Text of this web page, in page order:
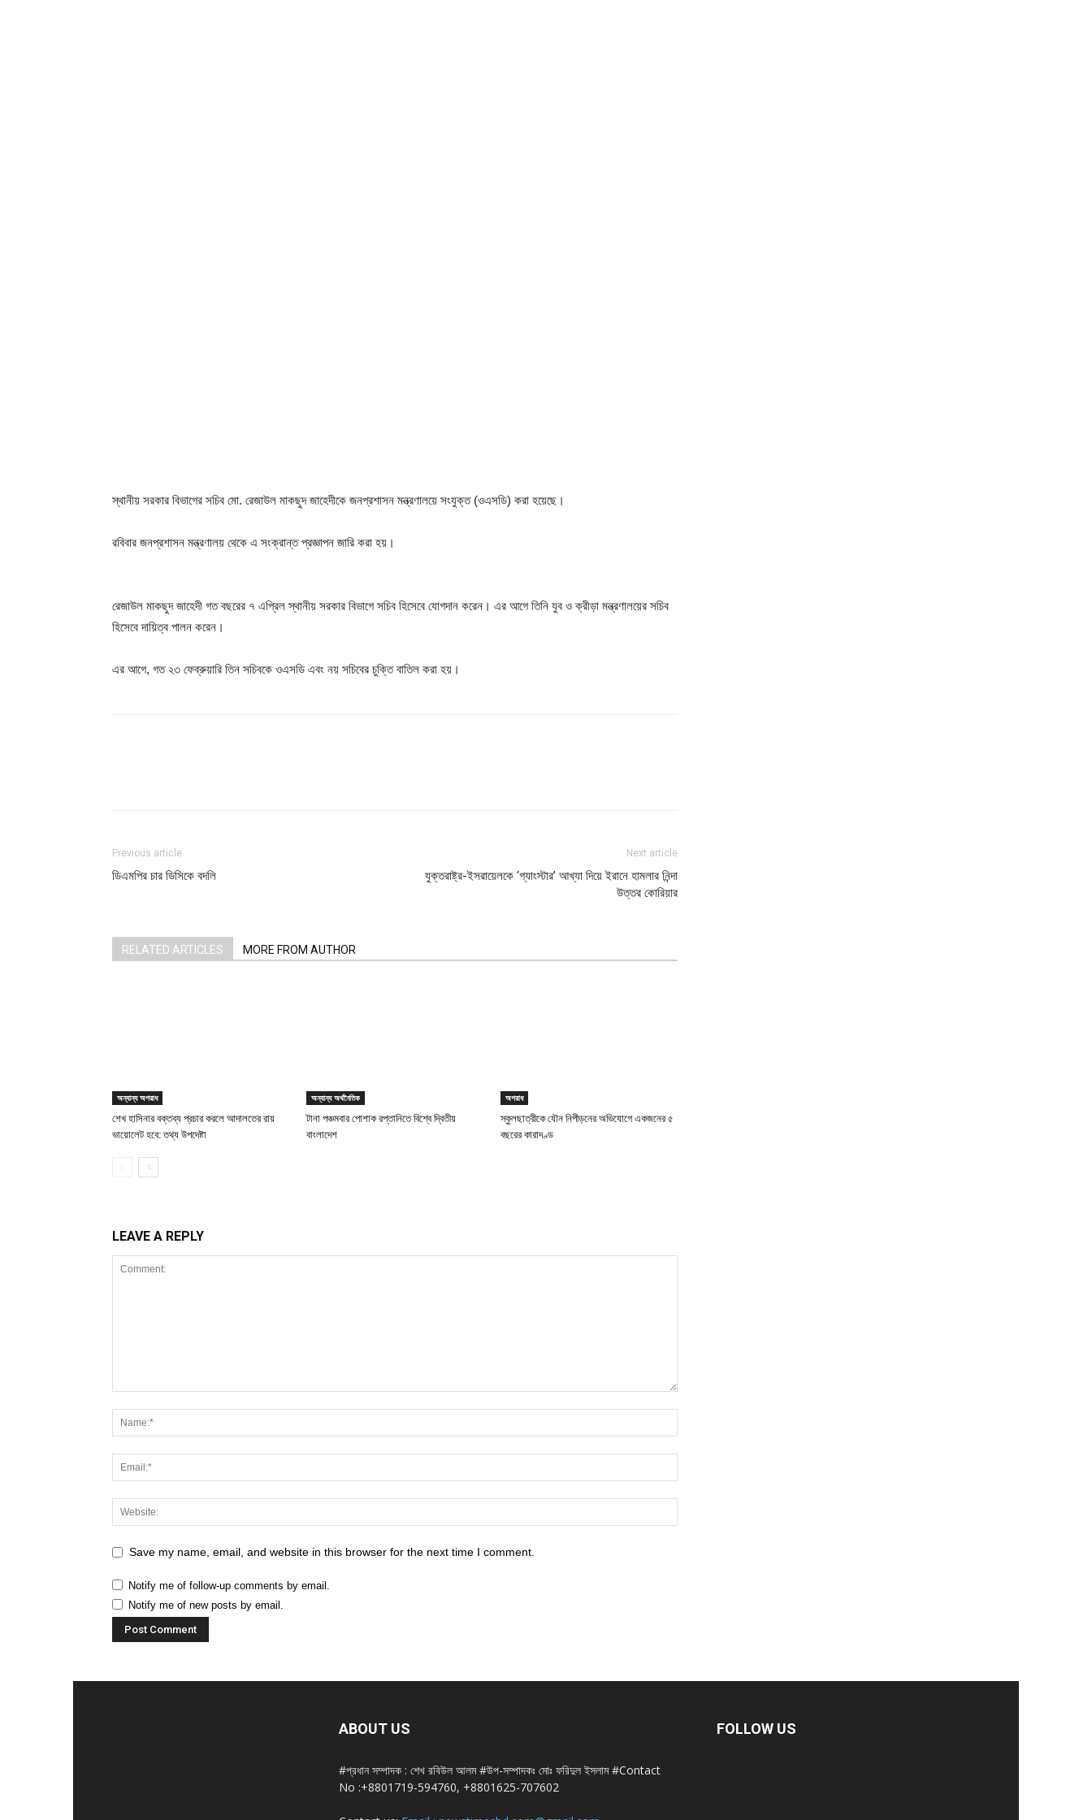
স্থানীয় সরকার বিভাগের সচিব মো. রেজাউল মাকছুদ জাহেদীকে জনপ্রশাসন মন্ত্রণালয়ে সংযুক্ত (ওএসডি) করা হয়েছে।
রবিবার জনপ্রশাসন মন্ত্রণালয় থেকে এ সংক্রান্ত প্রজ্ঞাপন জারি করা হয়।
রেজাউল মাকছুদ জাহেদী গত বছরের ৭ এপ্রিল স্থানীয় সরকার বিভাগে সচিব হিসেবে যোগদান করেন। এর আগে তিনি যুব ও ক্রীড়া মন্ত্রণালয়ের সচিব
হিসেবে দায়িত্ব পালন করেন।
এর আগে, গত ২৩ ফেব্রুয়ারি তিন সচিবকে ওএসডি এবং নয় সচিবের চুক্তি বাতিল করা হয়।
Previous article
ডিএমপির চার ডিসিকে বদলি
Next article
যুক্তরাষ্ট্র-ইসরায়েলকে ‘গ্যাংস্টার’ আখ্যা দিয়ে ইরানে হামলার নিন্দা
উত্তর কোরিয়ার
RELATED ARTICLES MORE FROM AUTHOR
অন্যান্য অপরাধ
শেখ হাসিনার বক্তব্য প্রচার করলে আদালতের রায়
ভায়োলেট হবে: তথ্য উপদেষ্টা
অন্যান্য অর্থনৈতিক
টানা পঞ্চমবার পোশাক রপ্তানিতে বিশ্বে দ্বিতীয়
বাংলাদেশ
অপরাধ
স্কুলছাত্রীকে যৌন নিপীড়নের অভিযোগে একজনের ৫
বছরের কারাদণ্ড
LEAVE A REPLY
Save my name, email, and website in this browser for the next time I comment.
Notify me of follow-up comments by email.
Notify me of new posts by email.
ABOUT US
#প্রধান সম্পাদক : শেখ রবিউল আলম #উপ-সম্পাদকঃ মোঃ ফরিদুল ইসলাম #Contact
No :+8801719-594760, +8801625-707602
FOLLOW US